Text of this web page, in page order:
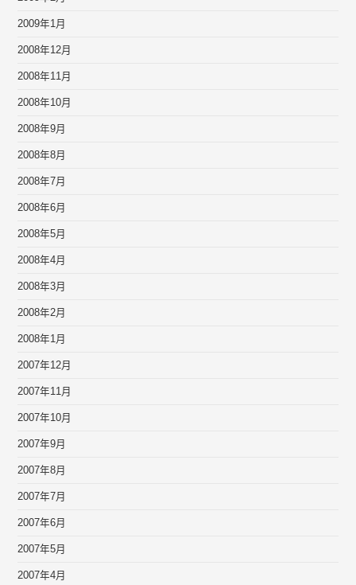
2009年1月
2008年12月
2008年11月
2008年10月
2008年9月
2008年8月
2008年7月
2008年6月
2008年5月
2008年4月
2008年3月
2008年2月
2008年1月
2007年12月
2007年11月
2007年10月
2007年9月
2007年8月
2007年7月
2007年6月
2007年5月
2007年4月